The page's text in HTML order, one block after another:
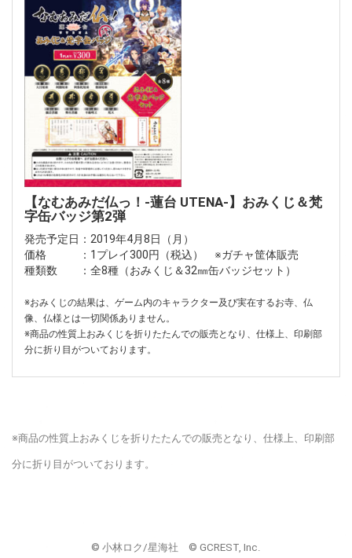
【なむあみだ仏っ！-蓮台 UTENA-】おみくじ＆梵
字缶バッジ第2弾
発売予定日：2019年4月8日（月）
価格 ：1プレイ300円（税込） ※ガチャ筐体販売
種類数 ：全8種（おみくじ＆32㎜缶バッジセット）
※おみくじの結果は、ゲーム内のキャラクター及び実在するお寺、仏
像、仏様とは一切関係ありません。
※商品の性質上おみくじを折りたたんでの販売となり、仕様上、印刷部
分に折り目がついております。
※商品の性質上おみくじを折りたたんでの販売となり、仕様上、印刷部
分に折り目がついております。
© 小林ロク/星海社 © GCREST, Inc.